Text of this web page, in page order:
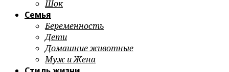
Шок
Семья
Беременность
Дети
Домашние животные
Муж и Жена